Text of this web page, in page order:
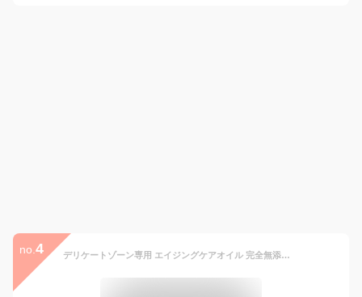
no. 4 デリケートゾーン専用 エイジングケアオイル 完全無添加 高純度 保湿 黒ずみ 会陰マッサージ ピュアフェミニンオイル デリケートゾーン ソープ デリケートゾーン 臭い 更年期 ピュアメデル お得な携帯用ピュアフェミニンソープ&オイルセット